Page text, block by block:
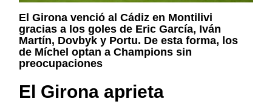
El Girona venció al Cádiz en Montilivi
gracias a los goles de Eric García, Iván
Martín, Dovbyk y Portu. De esta forma, los
de Míchel optan a Champions sin
preocupaciones
El Girona aprieta